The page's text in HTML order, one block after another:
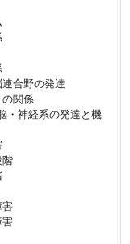
合野の発達
関係
・神経系の発達と機
害